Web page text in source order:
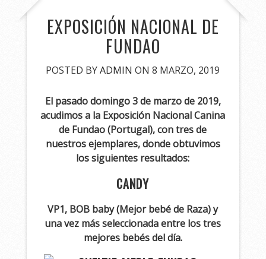
EXPOSICIÓN NACIONAL DE
FUNDAO
POSTED BYADMIN ON 8 MARZO, 2019
El pasado domingo 3 de marzo de 2019,
acudimos a la Exposición Nacional Canina
de Fundao (Portugal), con tres de
nuestros ejemplares, donde obtuvimos
los siguientes resultados:
CANDY
VP1, BOB baby (Mejor bebé de Raza) y
una vez más seleccionada entre los tres
mejores bebés del día.